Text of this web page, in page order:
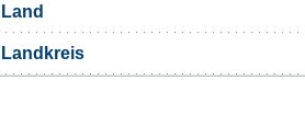
Land
Landkreis